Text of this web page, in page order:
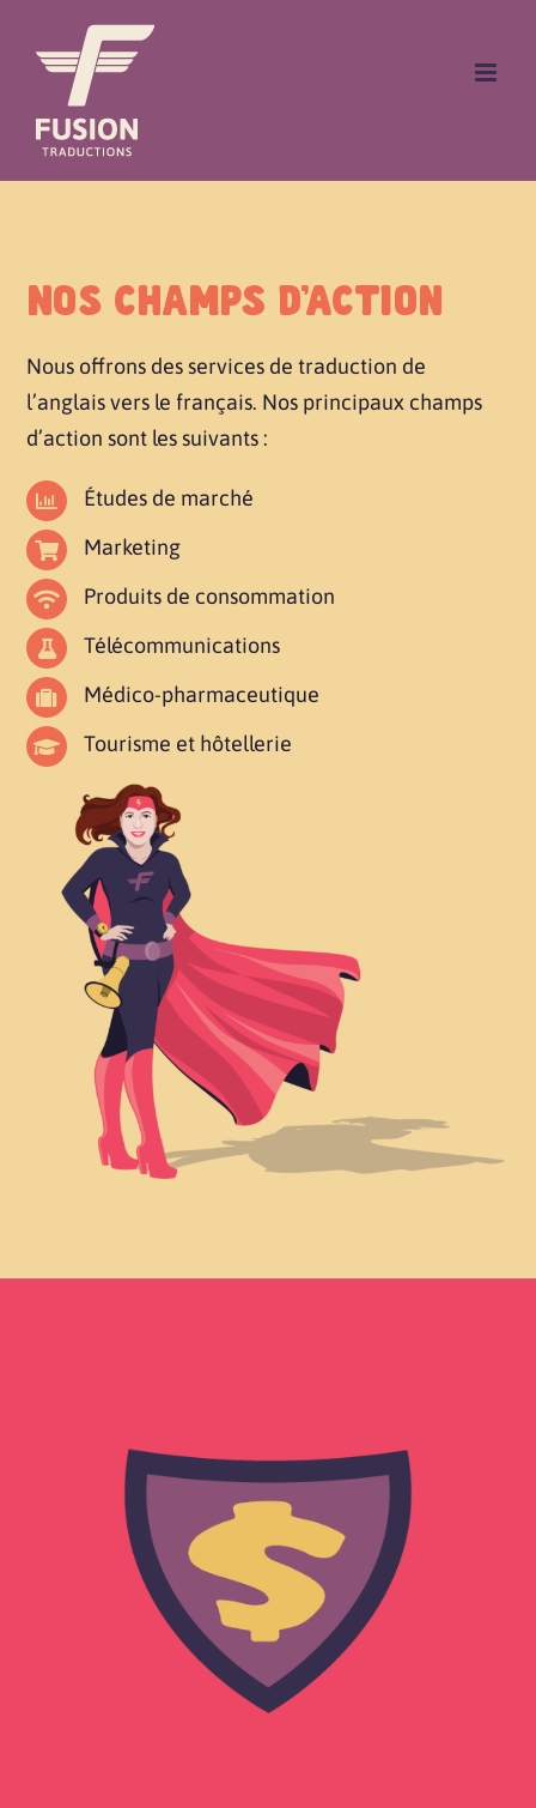
content
NOS CHAMPS D’ACTION
Nous offrons des services de traduction de
l’anglais vers le français. Nos principaux champs
d’action sont les suivants :
Études de marché
Marketing
Produits de consommation
Télécommunications
Médico-pharmaceutique
Tourisme et hôtellerie